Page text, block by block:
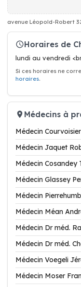
avenue Léopold-Robert
Horaires de
lundi au vendredi
Si ces horaires ne
horaires.
Médecins à
Médecin
Médecin Jaquet
Médecin Cosandey
Médecin Glassey
Médecin
Médecin Méan
Médecin Dr méd.
Médecin Dr méd.
Médecin Voegeli
Médecin Moser